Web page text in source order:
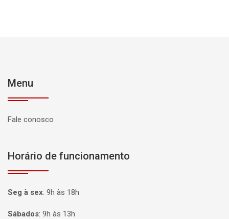
Menu
Fale conosco
Horário de funcionamento
Seg à sex: 9h às 18h
Sábados: 9h às 13h